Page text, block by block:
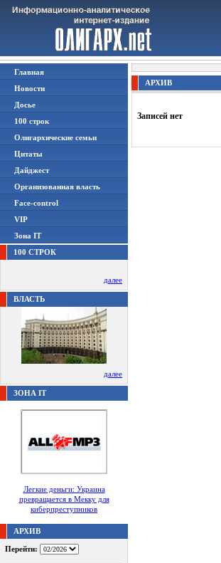
Главная
Новости
Досье
100 строк
Олигархические семьи
Цитаты
Дайджест
Организованная власть
Face-control
VIP
Зона IT
100 СТРОК
далее
ВЛАСТЬ
далее
ЗОНА IT
Легкие деньги: Украина
превращается в Мекку для
киберпреступников
АРХИВ
Перейти:
АРХИВ
Записей нет